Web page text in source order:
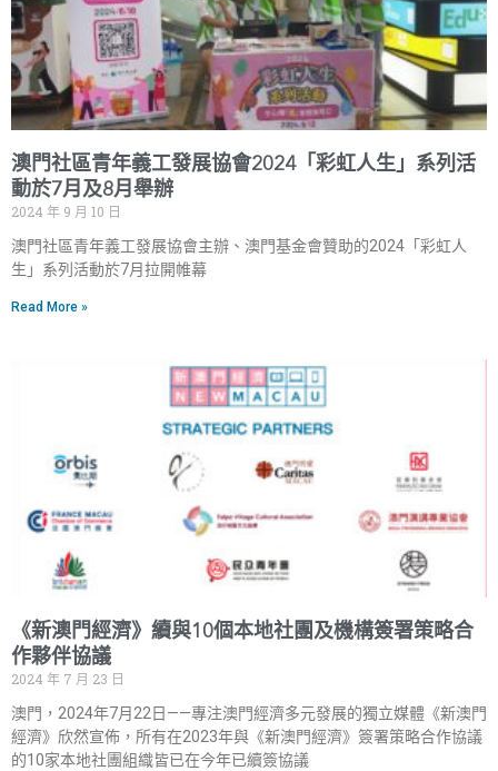
澳門社區青年義工發展協會2024「彩虹人生」系列活
動於7月及8月舉辦
2024 年 9 月 10 日
澳門社區青年義工發展協會主辦、澳門基金會贊助的2024「彩虹人
生」系列活動於7月拉開帷幕
Read More »
《新澳門經濟》續與10個本地社團及機構簽署策略合
作夥伴協議
2024 年 7 月 23 日
澳門，2024年7月22日——專注澳門經濟多元發展的獨立媒體《新澳門
經濟》欣然宣佈，所有在2023年與《新澳門經濟》簽署策略合作協議
的10家本地社團組織皆已在今年已續簽協議